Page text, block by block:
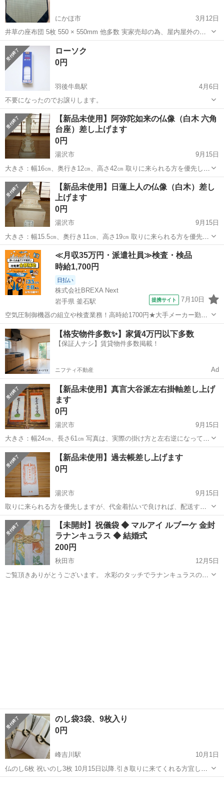
にかほ市
3月12日
井草の座布団 5枚 550 × 550mm 他多数 実家売却の為、屋内屋外の品
を売却をいたします。 沢山お持ちいただける方、どんどんお安くいた
します。 冷やかし防止のため、金額を入れてあります。(過去の経験
上) ...
秋田 にかほ市 冠婚葬祭
ローソク
0円
羽後牛島駅
4月6日
不要になったのでお譲りします。
秋田 秋田市 羽後牛島駅 冠婚葬祭 譲り
【新品未使用】阿弥陀如来の仏像（白木 六角
台座）差し上げます
0円
湯沢市
9月15日
大きさ：幅16㎝、奥行き12㎝、高さ42㎝ 取りに来られる方を優先しま
すが、代金着払いで良ければ、配送する事も可能です。
秋田 湯沢市 冠婚葬祭 阿弥陀如来
【新品未使用】日蓮上人の仏像（白木）差し
上げます
0円
湯沢市
9月15日
大きさ：幅15.5㎝、奥行き11㎝、高さ19㎝ 取りに来られる方を優先し
ますが、代金着払いで良ければ、配送する事も可能です。
秋田 湯沢市 冠婚葬祭 仏像
≪月収35万円・派遣社員≫検査・検品
時給1,700円
日払い
株式会社BREXA Next
岩手県 釜石駅
提携サイト 7月10日
空気圧制御機器の組立や検査業務！高時給1700円★大手メーカー勤
務！嬉しい寮費無料！ワンルーム寮完備★マイカー通勤OK＆工場敷地
内に無料駐車場あり★！《岩手県釜石市》 人気の工場のお仕事 ◇空気
圧制御機器（シリンダ、バルブ...
岩手 釜石市 釜石駅 その他
【格安物件多数✨】家賃4万円以下多数
【保証人ナシ】賃貸物件多数掲載！
ニフティ不動産 Ad
【新品未使用】真言大谷派左右掛軸差し上げ
ます
0円
湯沢市
9月15日
大きさ：幅24㎝、長さ61㎝ 写真は、実際の掛け方と左右逆になってい
ます。 （右）帰命尽十方無碍光如来 （左）南無不可思議光如来
取りに来られる方を優先しますが、代金着払いで良ければ、配送する
事も可能です。
秋田 湯沢市 冠婚葬祭 新品
【新品未使用】過去帳差し上げます
0円
湯沢市
9月15日
取りに来られる方を優先しますが、代金着払いで良ければ、配送する
事も可能です。
秋田 湯沢市 冠婚葬祭 新品
【未開封】祝儀袋 ◆ マルアイ ルブーケ 金封
ラナンキュラス ◆ 結婚式
200円
秋田市
12月5日
ご覧頂きありがとうございます。 水彩のタッチでラナンキュラスの花
のし袋3袋、9枚入り
0円
峰吉川駅
10月1日
仏のし6枚 祝いのし3枚 10月15日以降.引き取りに来てくれる方宜しく
お願い致します